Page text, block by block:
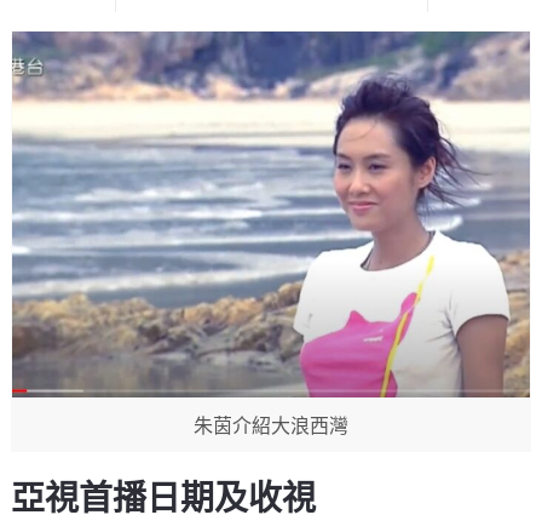
朱茵介紹大浪西灣
亞視首播日期及收視